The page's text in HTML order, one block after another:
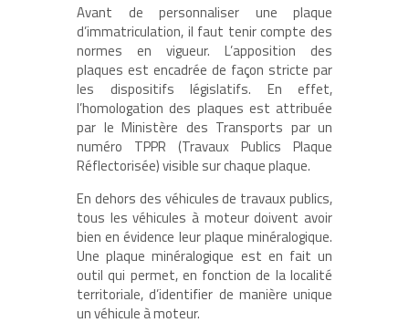
Avant de personnaliser une plaque
d’immatriculation, il faut tenir compte des
normes en vigueur. L’apposition des
plaques est encadrée de façon stricte par
les dispositifs législatifs. En effet,
l’homologation des plaques est attribuée
par le Ministère des Transports par un
numéro TPPR (Travaux Publics Plaque
Réflectorisée) visible sur chaque plaque.
En dehors des véhicules de travaux publics,
tous les véhicules à moteur doivent avoir
bien en évidence leur plaque minéralogique.
Une plaque minéralogique est en fait un
outil qui permet, en fonction de la localité
territoriale, d’identifier de manière unique
un véhicule à moteur.